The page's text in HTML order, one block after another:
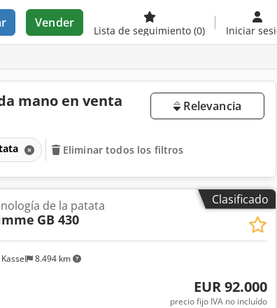
Vender
Lista de seguimiento (0) Iniciar
mano en venta Relevancia
Eliminar todos los filtros
Clasificado
8.494 km
de la patata
GB 430
EUR 92.000
precio fijo IVA no incluído